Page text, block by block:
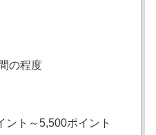
の程度
ント～5,500ポイント